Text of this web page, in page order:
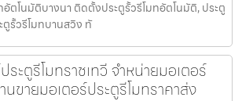
ตโนมัติบางนา ติดตั้งประตูรั้วรีโมทอัตโนมัติ, ประตู
ตูรั้วรีโมทบานสวิง ทั
ระตูรีโมทราชเทวี จำหน่ายมอเตอร์
นขายมอเตอร์ประตูรีโมทราคาส่ง